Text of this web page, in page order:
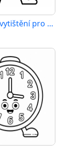
Hodiny k vytištění pro děti